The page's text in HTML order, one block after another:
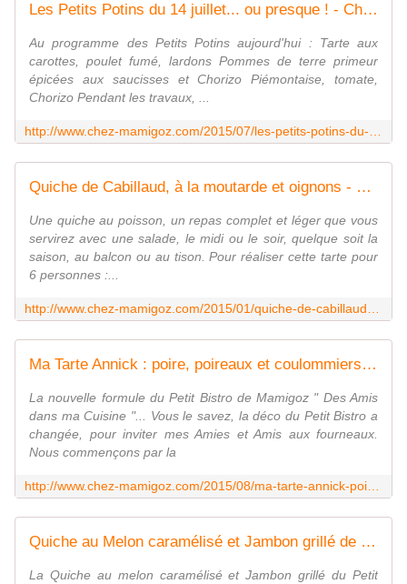
Les Petits Potins du 14 juillet... ou presque ! - Chez Mamigoz
Au programme des Petits Potins aujourd'hui : Tarte aux
carottes, poulet fumé, lardons Pommes de terre primeur
épicées aux saucisses et Chorizo Piémontaise, tomate,
Chorizo Pendant les travaux, ...
Quiche de Cabillaud, à la moutarde et oignons - Chez Mamigoz
Une quiche au poisson, un repas complet et léger que vous
servirez avec une salade, le midi ou le soir, quelque soit la
saison, au balcon ou au tison. Pour réaliser cette tarte pour
6 personnes :...
Ma Tarte Annick : poire, poireaux et coulommiers... - Chez Mamigoz
La nouvelle formule du Petit Bistro de Mamigoz " Des Amis
dans ma Cuisine "... Vous le savez, la déco du Petit Bistro a
changée, pour inviter mes Amies et Amis aux fourneaux.
Nous commençons par la
Quiche au Melon caramélisé et Jambon grillé de Mamigoz - Chez Mamigoz
La Quiche au melon caramélisé et Jambon grillé du Petit